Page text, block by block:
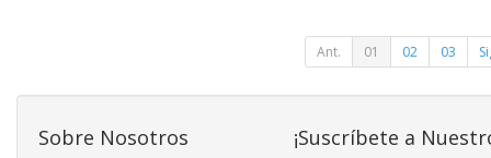
Ant. 01 02 03
Sobre Nosotros ¡Suscríbete a